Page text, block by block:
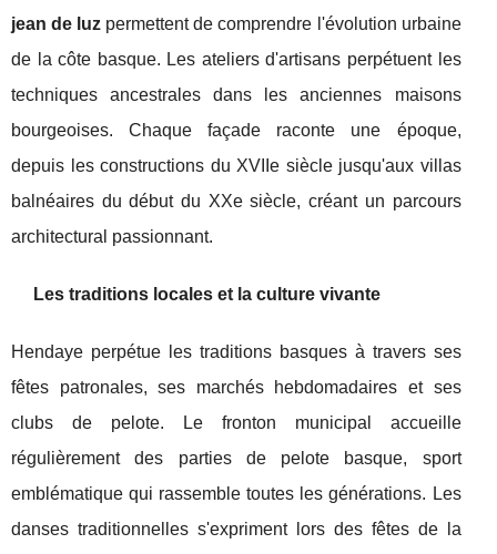
jean de luz permettent de comprendre l'évolution urbaine
de la côte basque. Les ateliers d'artisans perpétuent les
techniques ancestrales dans les anciennes maisons
bourgeoises. Chaque façade raconte une époque,
depuis les constructions du XVIIe siècle jusqu'aux villas
balnéaires du début du XXe siècle, créant un parcours
architectural passionnant.
Les traditions locales et la culture vivante
Hendaye perpétue les traditions basques à travers ses
fêtes patronales, ses marchés hebdomadaires et ses
clubs de pelote. Le fronton municipal accueille
régulièrement des parties de pelote basque, sport
emblématique qui rassemble toutes les générations. Les
danses traditionnelles s'expriment lors des fêtes de la